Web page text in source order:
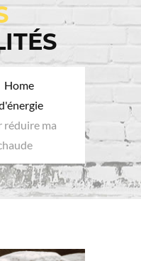
Home
réduire ma